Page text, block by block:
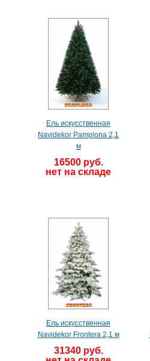
Ель искусственная
Navidekor Pamplona 2,1
м
16500 руб.
нет на складе
Ель искусственная
Navidekor Frontera 2,1 м
31340 руб.